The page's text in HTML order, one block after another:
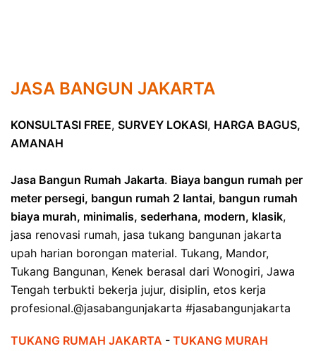
JASA BANGUN JAKARTA
KONSULTASI FREE, SURVEY LOKASI, HARGA BAGUS,
AMANAH
Jasa Bangun Rumah Jakarta. Biaya bangun rumah per
meter persegi, bangun rumah 2 lantai, bangun rumah
biaya murah, minimalis, sederhana, modern, klasik,
jasa renovasi rumah, jasa tukang bangunan jakarta
upah harian borongan material. Tukang, Mandor,
Tukang Bangunan, Kenek berasal dari Wonogiri, Jawa
Tengah terbukti bekerja jujur, disiplin, etos kerja
profesional.@jasabangunjakarta #jasabangunjakarta
TUKANG RUMAH JAKARTA - TUKANG MURAH